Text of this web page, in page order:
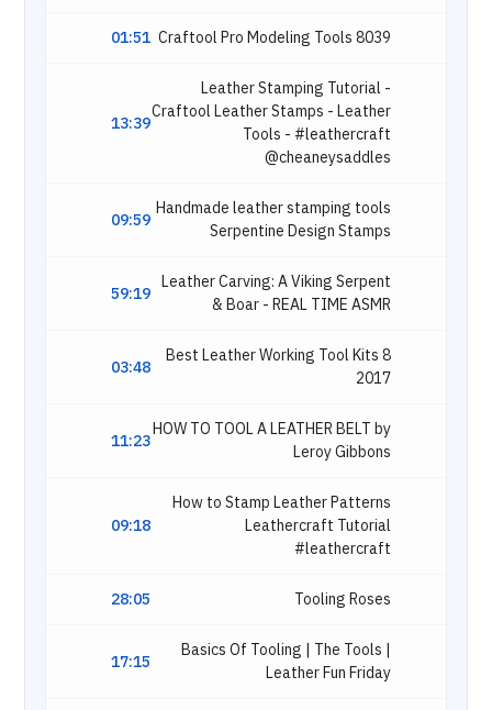
01:51 Craftool Pro Modeling Tools 8039
13:39
Leather Stamping Tutorial -
Craftool Leather Stamps - Leather
Tools - #leathercraft
@cheaneysaddles
09:59 Handmade leather stamping tools
Serpentine Design Stamps
59:19 Leather Carving: A Viking Serpent
& Boar - REAL TIME ASMR
03:48
8 Best Leather Working Tool Kits
2017
11:23HOW TO TOOL A LEATHER BELT by
Leroy Gibbons
09:18
How to Stamp Leather Patterns
Leathercraft Tutorial
#leathercraft
28:05 Tooling Roses
17:15
Basics Of Tooling | The Tools |
Leather Fun Friday